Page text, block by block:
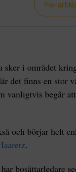
Fler
sker i området
det finns en stor
vanligtvis begår
och börjar helt
.
bosättarledare